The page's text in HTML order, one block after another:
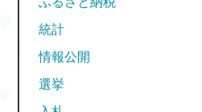
統計
情報公開
選挙